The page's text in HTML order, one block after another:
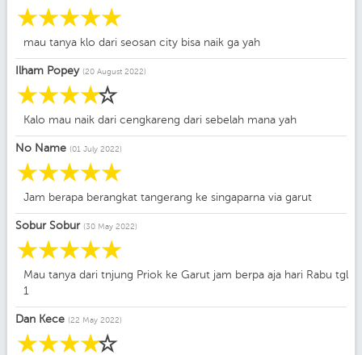
☆
☆
☆
☆
☆
mau tanya klo dari seosan city bisa naik ga yah
Ilham Popey (20 August 2022)
☆
☆
☆
☆
☆
Kalo mau naik dari cengkareng dari sebelah mana yah
No Name (01 July 2022)
☆
☆
☆
☆
☆
Jam berapa berangkat tangerang ke singaparna via garut
Sobur Sobur (30 May 2022)
☆
☆
☆
☆
☆
Mau tanya dari tnjung Priok ke Garut jam berpa aja hari Rabu tgl
1
Dan Kece (22 May 2022)
☆
☆
☆
☆
☆